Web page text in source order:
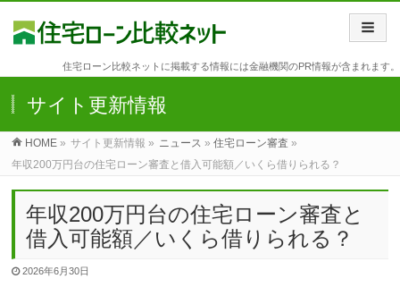
住宅ローン比較ネットに掲載する情報には金融機関のPR情報が含まれます。
サイト更新情報
HOME » サイト更新情報 » ニュース »住宅ローン審査 »
年収200万円台の住宅ローン審査と借入可能額／いくら借りられる？
年収200万円台の住宅ローン審査と
借入可能額／いくら借りられる？
2026年6月30日